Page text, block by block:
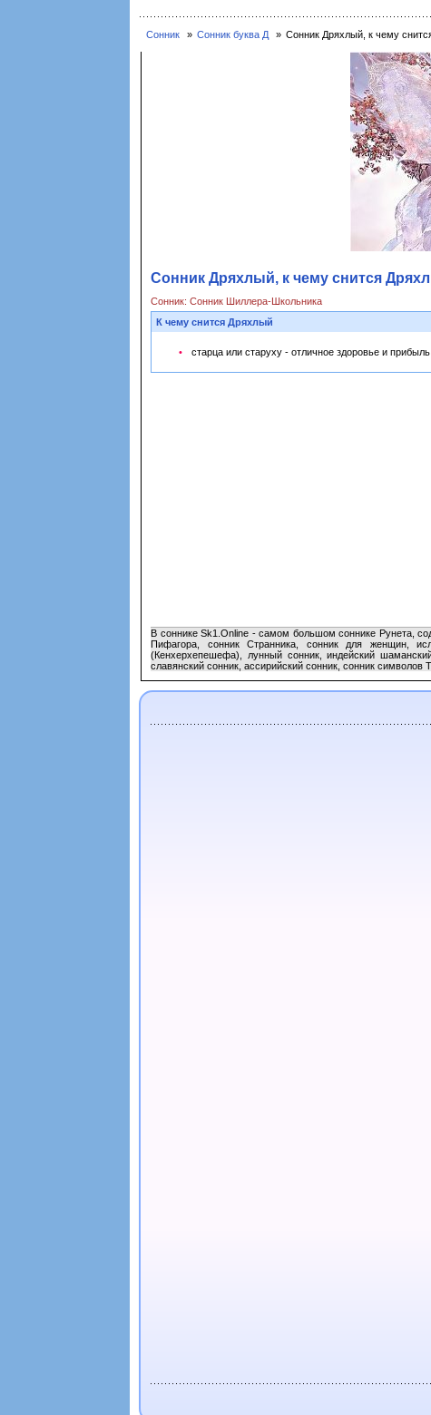
Сонник Сонник буква Д Сонник Дряхлый, к чему
Сонник Дряхлый, к чему снится
Сонник: Сонник Шиллера-Школьника
К чему снится Дряхлый
старца или старуху - отличное здоровье и
В соннике Sk1.Online - самом большом соннике Рунета,
Пифагора, сонник Странника, сонник для женщин,
(Кенхерхепешефа), лунный сонник, индейский
славянский сонник, ассирийский сонник, сонник